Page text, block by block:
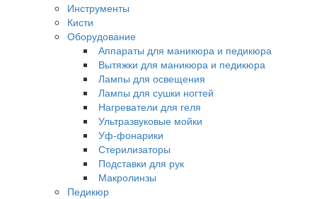
Инструменты
Кисти
Оборудование
Аппараты для маникюра и педикюра
Вытяжки для маникюра и педикюра
Лампы для освещения
Лампы для сушки ногтей
Нагреватели для геля
Ультразвуковые мойки
Уф-фонарики
Стерилизаторы
Подставки для рук
Макролинзы
Педикюр